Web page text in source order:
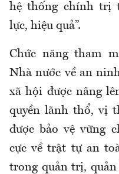
hệ thống chính trị
lực, hiệu quả”.
Chức năng tham
Nhà nước về an
xã hội được nâng
quyền lãnh thổ, vị
được bảo vệ vững
cực về trật tự an
trong quản trị,